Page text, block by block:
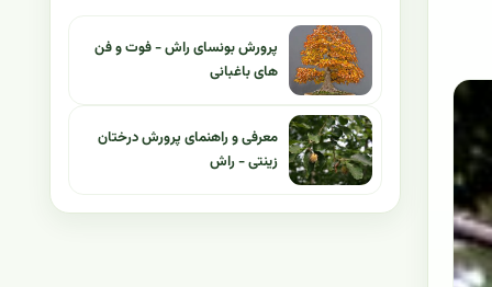
پرورش بونسای راش - فوت و فن
های باغبانی
معرفی و راهنمای پرورش درختان
زینتی - راش